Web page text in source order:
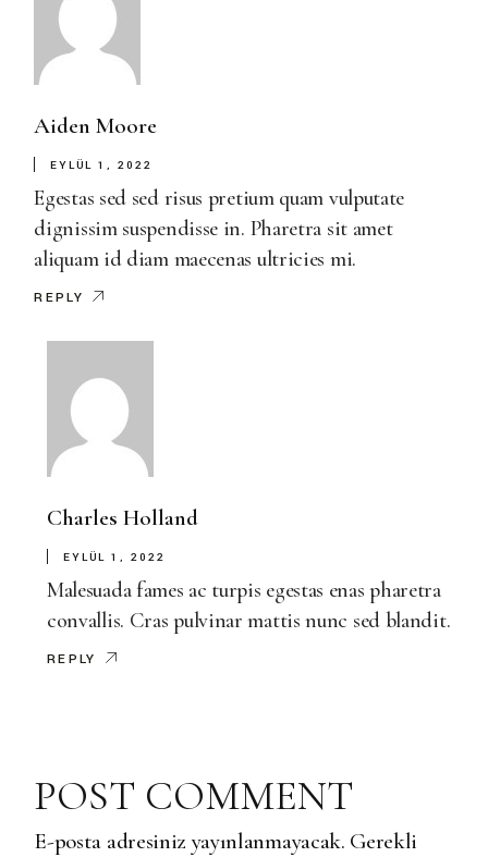
Aiden Moore
EYLÜL 1, 2022
Egestas sed sed risus pretium quam vulputate
dignissim suspendisse in. Pharetra sit amet
aliquam id diam maecenas ultricies mi.
REPLY
Charles Holland
EYLÜL 1, 2022
Malesuada fames ac turpis egestas enas pharetra
convallis. Cras pulvinar mattis nunc sed blandit.
REPLY
POST COMMENT
E-posta adresiniz yayınlanmayacak. Gerekli